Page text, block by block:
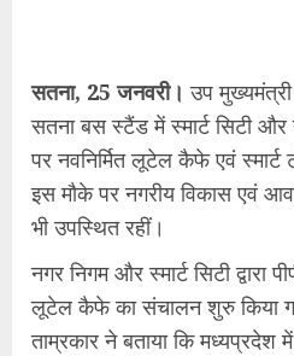
सतना, 25 जनवरी। उप
सतना बस स्टैंड में स्मार्ट सिटी और
पर नवनिर्मित लूटेल कैफे एवं स्मार्ट
इस मौके पर नगरीय विकास एवं
भी उपस्थित रहीं।
नगर निगम और स्मार्ट सिटी द्वारा
लूटेल कैफे का संचालन शुरु किया
ताम्रकार ने बताया कि